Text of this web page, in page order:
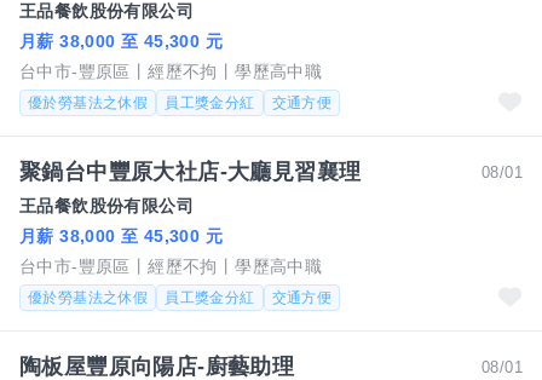
王品餐飲股份有限公司
月薪 38,000 至 45,300 元
台中市-豐原區
經歷不拘 學歷高中職
優於勞基法之休假 員工獎金分紅 交通方便
08/01
聚鍋台中豐原大社店-大廳見習襄理
王品餐飲股份有限公司
月薪 38,000 至 45,300 元
台中市-豐原區
經歷不拘 學歷高中職
優於勞基法之休假 員工獎金分紅 交通方便
08/01
陶板屋豐原向陽店-廚藝助理